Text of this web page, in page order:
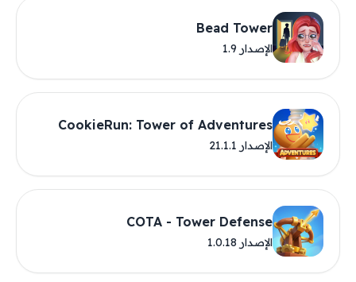
Bead Tower
الإصدار 1.9
CookieRun: Tower of Adventures
الإصدار 21.1.1
COTA - Tower Defense
الإصدار 1.0.18